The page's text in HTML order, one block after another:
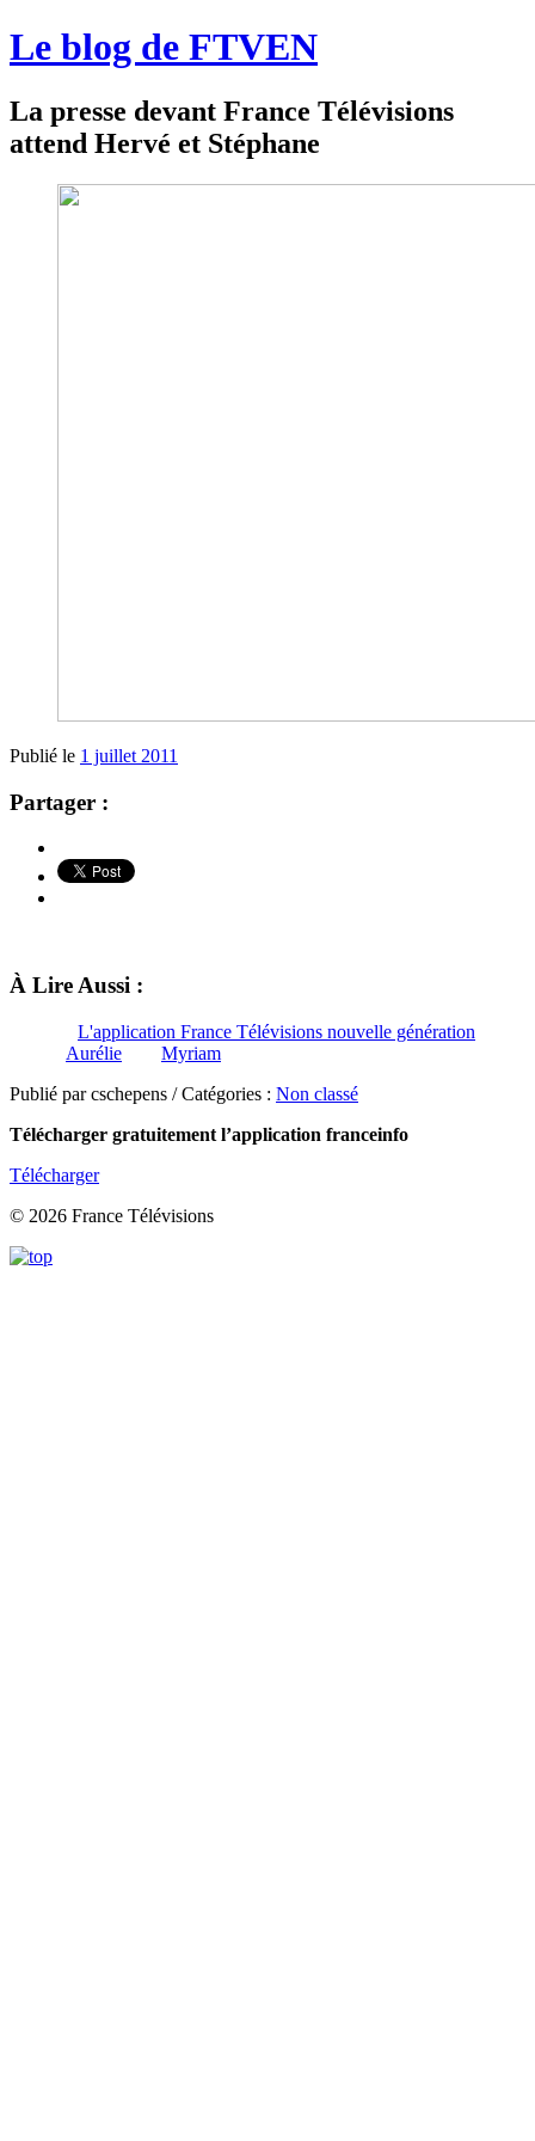
Le blog de FTVEN
La presse devant France Télévisions
attend Hervé et Stéphane
Publié le 1 juillet 2011
Partager :
À Lire Aussi :
L'application France Télévisions nouvelle génération
Aurélie
Myriam
Publié par cschepens / Catégories : Non classé
Télécharger gratuitement l’application franceinfo
Télécharger
© 2026 France Télévisions